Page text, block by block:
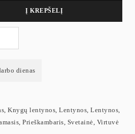
Į KREPŠELĮ
dienas
, Knygų lentynos, Lentynos, Lentynos,
, Prieškambaris, Svetainė, Virtuvė